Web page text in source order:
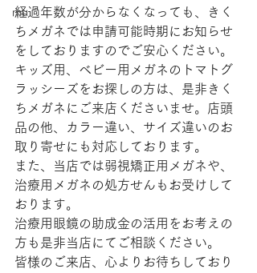
mu
経過年数が分からなくなっても、きく
ちメガネでは申請可能時期にお知らせ
をしておりますのでご安心ください。
キッズ用、ベビー用メガネのトマトグ
ラッシーズをお探しの方は、是非きく
ちメガネにご来店くださいませ。店頭
品の他、カラー違い、サイズ違いのお
取り寄せにも対応しております。
また、当店では弱視矯正用メガネや、
治療用メガネの処方せんもお受けして
おります。
治療用眼鏡の助成金の活用をお考えの
方も是非当店にてご相談ください。
皆様のご来店、心よりお待ちしており